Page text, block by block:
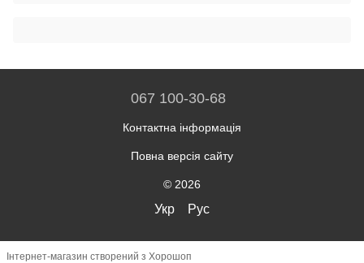
067 100-30-68
Контактна інформація
Повна версія сайту
© 2026
Укр Рус
Інтернет-магазин створений з Хорошоп